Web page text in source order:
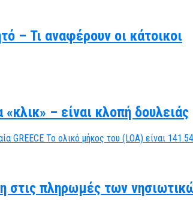
– Τι αναφέρουν οι κάτοικοι
– είναι κλοπή δουλειάς
πληρωμές των